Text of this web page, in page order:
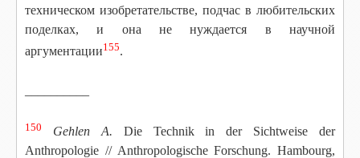
техническом изобретательстве, подчас в любительских
поделках, и она не нуждается в научной
аргументации155.
150 Gehlen A. Die Technik in der Sichtweise der
Anthropologie // Anthropologische Forschung. Hambourg,